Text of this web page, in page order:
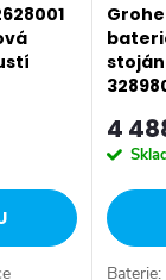
Grohe
4